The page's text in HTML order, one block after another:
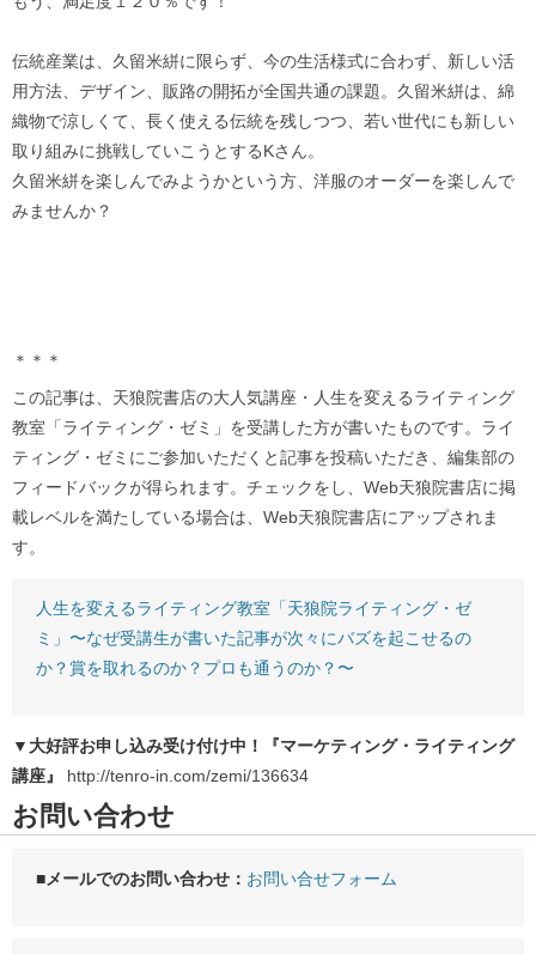
伝統産業は、久留米絣に限らず、今の生活様式に合わず、新しい活
用方法、デザイン、販路の開拓が全国共通の課題。久留米絣は、綿
織物で涼しくて、長く使える伝統を残しつつ、若い世代にも新しい
取り組みに挑戦していこうとするKさん。
久留米絣を楽しんでみようかという方、洋服のオーダーを楽しんで
みませんか？
＊＊＊
この記事は、天狼院書店の大人気講座・人生を変えるライティング
教室「ライティング・ゼミ」を受講した方が書いたものです。ライ
ティング・ゼミにご参加いただくと記事を投稿いただき、編集部の
フィードバックが得られます。チェックをし、Web天狼院書店に掲
載レベルを満たしている場合は、Web天狼院書店にアップされま
す。
人生を変えるライティング教室「天狼院ライティング・ゼ
ミ」〜なぜ受講生が書いた記事が次々にバズを起こせるの
か？賞を取れるのか？プロも通うのか？〜
▼大好評お申し込み受け付け中！『マーケティング・ライティング
講座』
http://tenro-in.com/zemi/136634
お問い合わせ
■メールでのお問い合わせ： お問い合せフォーム